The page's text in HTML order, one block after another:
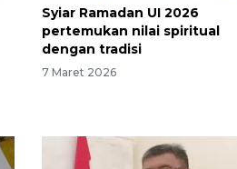
Syiar Ramadan UI 2026
pertemukan nilai spiritual
dengan tradisi
7 Maret 2026